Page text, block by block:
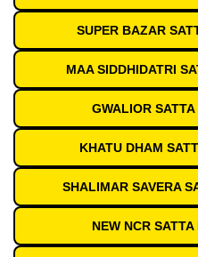
SUPER BAZAR
MAA SIDDHIDATRI
GWALIOR
KHATU DHAM
SHALIMAR SAVERA
NEW NCR